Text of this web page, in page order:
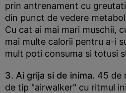
prin antrenament cu
din punct de vedere
Cu cat ai mai mari muschii,
mai multe calorii pentru a-i
mult poti consuma si totusi
3. Ai grija si de inima. 45 de
de tip "airwalker" cu ritmul